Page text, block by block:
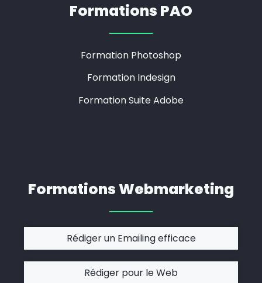
Formations PAO​
Formation Photoshop
Formation Indesign
Formation Suite Adobe
Formations Webmarketing
Rédiger un Emailing efficace
Rédiger pour le Web